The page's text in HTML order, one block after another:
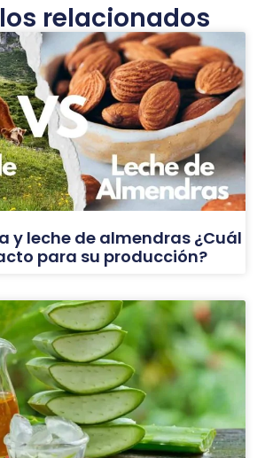
relacionados
y leche de almendras ¿Cuál
para su producción?